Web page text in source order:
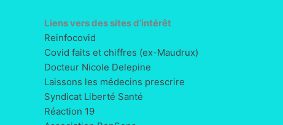
Liens vers des sites d’intérêt
Reinfocovid
Covid faits et chiffres (ex-Maudrux)
Docteur Nicole Delepine
Laissons les médecins prescrire
Syndicat Liberté Santé
Réaction 19